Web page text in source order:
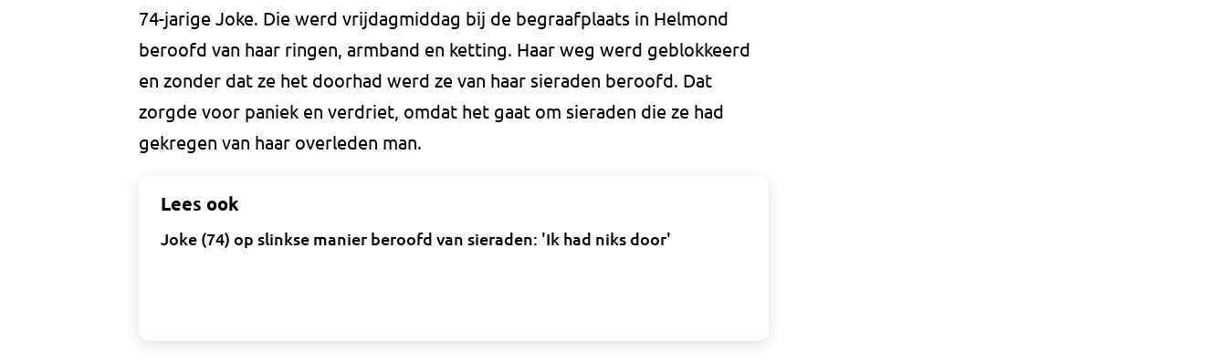
74-jarige Joke. Die werd vrijdagmiddag bij de begraafplaats in Helmond
beroofd van haar ringen, armband en ketting. Haar weg werd geblokkeerd
en zonder dat ze het doorhad werd ze van haar sieraden beroofd. Dat
zorgde voor paniek en verdriet, omdat het gaat om sieraden die ze had
gekregen van haar overleden man.
Lees ook
Joke (74) op slinkse manier beroofd van sieraden: 'Ik had niks door'